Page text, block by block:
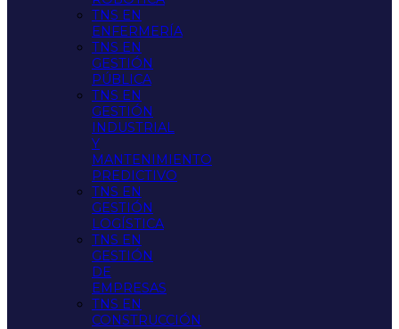
TNS EN
ENFERMERÍA
TNS EN
GESTIÓN
PÚBLICA
TNS EN
GESTIÓN
INDUSTRIAL
Y
MANTENIMIENTO
PREDICTIVO
TNS EN
GESTIÓN
LOGÍSTICA
TNS EN
GESTIÓN
DE
EMPRESAS
TNS EN
CONSTRUCCIÓN